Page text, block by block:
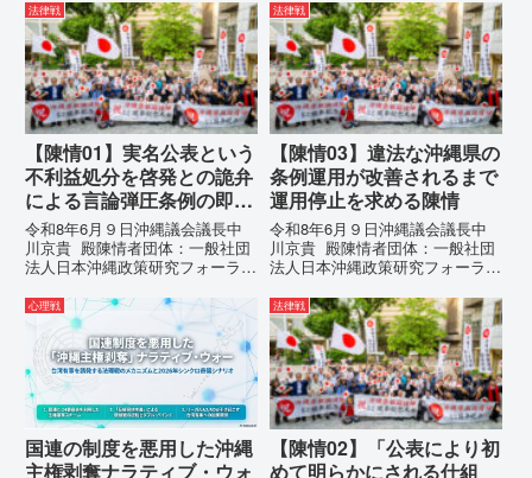
所：沖縄県那覇市電 話：080-
【陳情03】沖縄県におけるメデ
ィア誤報の放置および行政の不作
為に対する責任追及と再発防...
強行しようとしている「仲村覚の
実名公表」。行政側はこの行為
を、特定の個人を社会的制裁に追
い込むための「仕上げ」だと考え
て...
法律戦
【陳情01】実名公表という
不利益処分を啓発との詭弁
による言論弾圧条例の即時
運用停止を求める陳情
令和8年6月９日沖縄議会議長中
川京貴 殿陳情者団体：一般社団
法人日本沖縄政策研究フォーラム
所：沖縄県那覇市電 話：
080- 実名公表という不利益処分
を啓発との詭弁による言論弾圧条
例の即時運用停止を求める陳情
1...
法律戦
【陳情03】違法な沖縄県の
条例運用が改善されるまで
運用停止を求める陳情
令和8年6月９日沖縄議会議長中
川京貴 殿陳情者団体：一般社団
法人日本沖縄政策研究フォーラム
所：沖縄県那覇市電 話：080-違
法な沖縄県の条例運用が改善され
るまで運用停止を求める陳情陳情
の趣旨沖縄県は、「沖縄県...
心理戦
国連の制度を悪用した沖縄
主権剥奪ナラティブ・ウォ
法律戦
【陳情02】「公表により初
めて明らかにされる仕組